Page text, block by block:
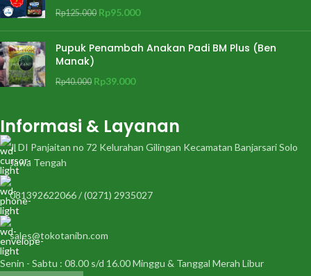
Rp125.000 Rp95.000
Pupuk Penambah Anakan Padi BM Plus (Ben
Manak)
Rp40.000 Rp39.000
Informasi & Layanan
Jl DI Panjaitan no 72 Kelurahan Gilingan Kecamatan Banjarsari Solo
Jawa Tengah
081392622066 / (0271) 2935027
sales@tokotanibn.com
Senin - Sabtu : 08.00 s/d 16.00 Minggu & Tanggal Merah Libur